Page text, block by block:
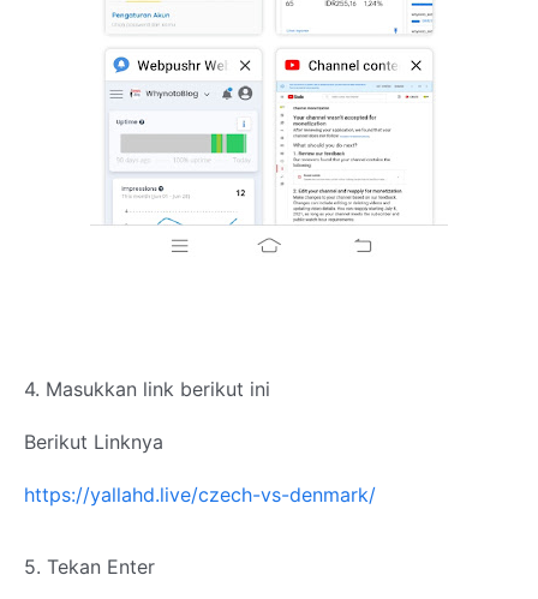
4. Masukkan link berikut ini
Berikut Linknya
https://yallahd.live/czech-vs-denmark/
5. Tekan Enter